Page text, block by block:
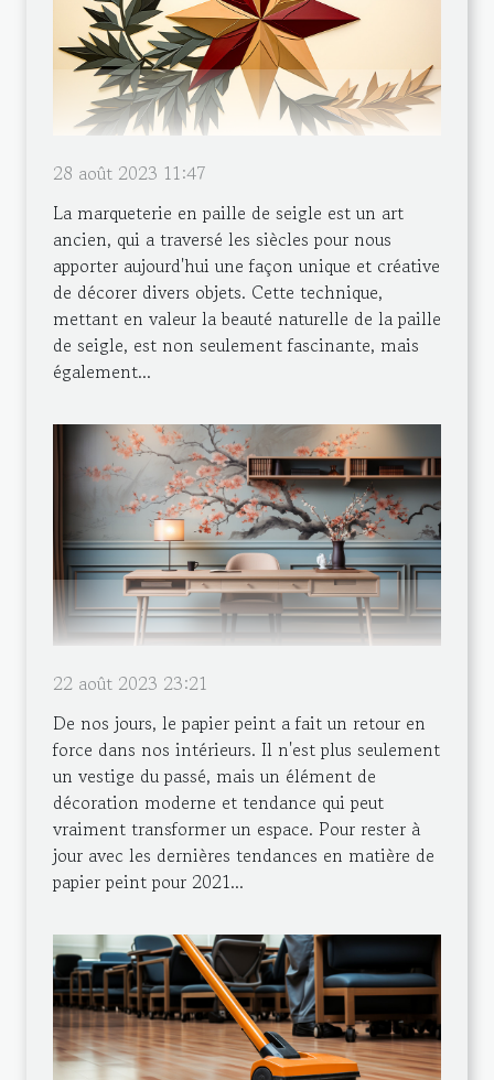
28 août 2023 11:47
La marqueterie en paille de seigle est un art
ancien, qui a traversé les siècles pour nous
apporter aujourd'hui une façon unique et créative
de décorer divers objets. Cette technique,
mettant en valeur la beauté naturelle de la paille
de seigle, est non seulement fascinante, mais
également...
22 août 2023 23:21
De nos jours, le papier peint a fait un retour en
force dans nos intérieurs. Il n'est plus seulement
un vestige du passé, mais un élément de
décoration moderne et tendance qui peut
vraiment transformer un espace. Pour rester à
jour avec les dernières tendances en matière de
papier peint pour 2021...